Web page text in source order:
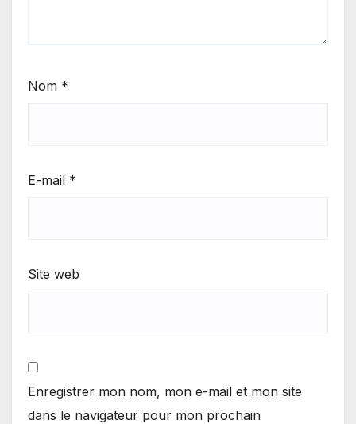
Nom *
E-mail *
Site web
Enregistrer mon nom, mon e-mail et mon site
dans le navigateur pour mon prochain